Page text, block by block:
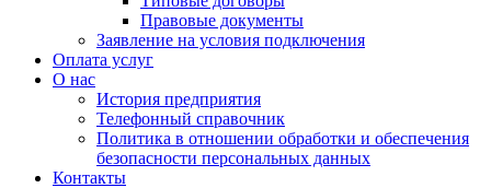
Правовые документы
Заявление на условия подключения
Оплата услуг
О нас
История предприятия
Телефонный справочник
Политика в отношении обработки и обеспечения
безопасности персональных данных
Контакты